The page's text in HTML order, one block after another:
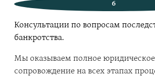
6
Консультации по вопросам
банкротства.
Мы оказываем полное юридическое
сопровождение на всех этапах